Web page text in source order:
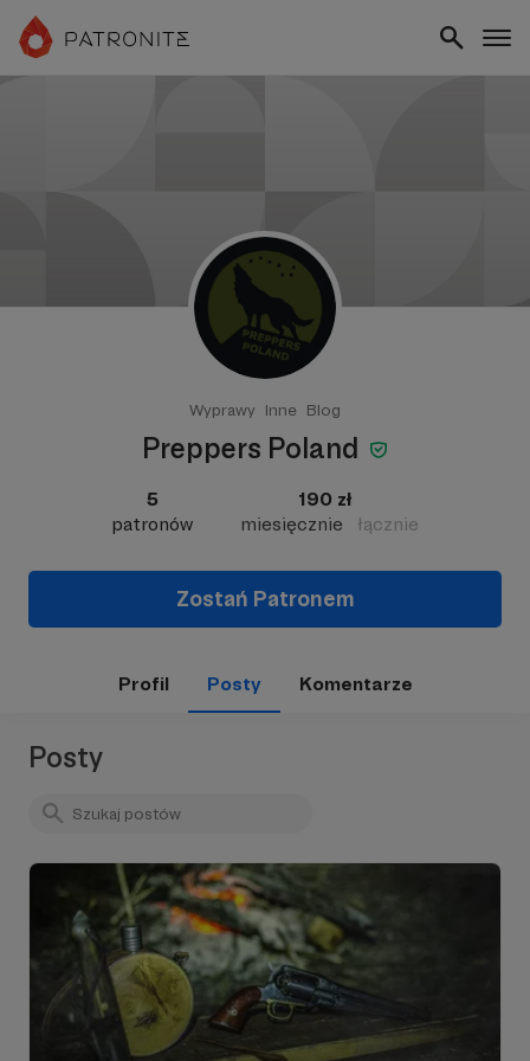
Wyprawy Inne Blog
Preppers Poland
5
patronów
190 zł
miesięcznie
łącznie
Zostań Patronem
Profil Posty Komentarze
Posty